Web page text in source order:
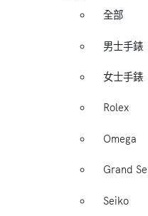
全部
男士手錶
女士手錶
Rolex
Omega
Grand
Seiko